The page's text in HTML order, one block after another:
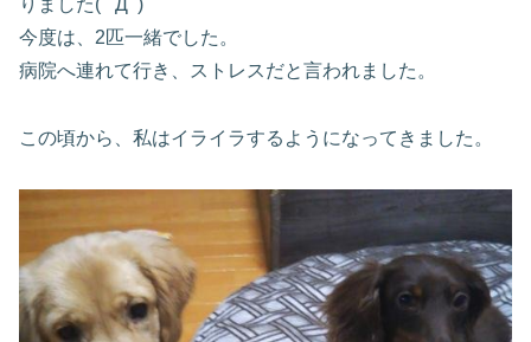
りました( ﾟДﾟ)
今度は、2匹一緒でした。
病院へ連れて行き、ストレスだと言われました。
この頃から、私はイライラするようになってきました。